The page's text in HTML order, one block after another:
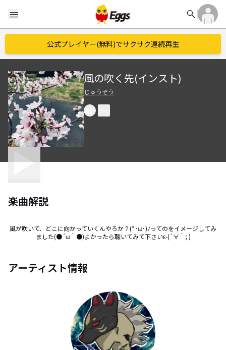
menu search
公式プレイヤー(無料)でサクサク連続再生
風の吹く先(インスト)
じゅうぞう
楽曲解説
風が吹いて、どこに向かっていくんやろか？(*･ω･)ﾉってのをイメージしてみ
ました(●´ω｀●)よかったら聴いてみて下さいε-(´∀｀; )
アーティスト情報